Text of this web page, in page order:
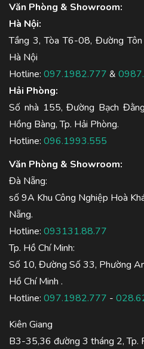
Văn Phòng & Showroom:
Hà Nội:
Tầng 3, Tòa T6-08, Đường
Hà Nội
Hotline: 097.1982.777 &
Hải Phòng:
Số nhà 155, Đường Bạch
Hồng Bàng, Tp. Hải Phòng.
Hotline: 096.1993.555
Văn Phòng & Showroom:
Đà Nẵng:
số 9A Khu Công Nghiệp Hoà
Nẵng.
Hotline: 093131.88.77
Tp. Hồ Chí Minh:
Số 10, Đường Số 33, Phường
Hồ Chí Minh .
Hotline: 097.1982.777 -
Kiên Giang
B3-35,36 đường 3 tháng 2, Tp.